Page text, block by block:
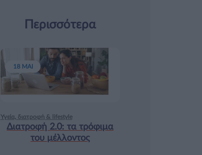
Περισσότερα
Υγεία, διατροφή & lifestyle
Διατροφή 2.0: τα τρόφιμα
του μέλλοντος
18 ΜΑΙ